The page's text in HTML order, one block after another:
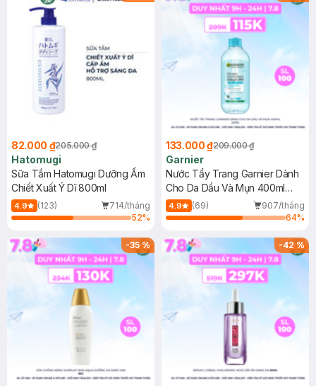
82.000 ₫205.000 ₫
Hatomugi
Sữa Tắm Hatomugi Dưỡng Ẩm
Chiết Xuất Ý Dĩ 800ml
4.9 (123)
714/tháng
52%
133.000 ₫209.000 ₫
Garnier
Nước Tẩy Trang Garnier Dành
Cho Da Dầu Và Mụn 400ml
(Mới)
4.9 (69)
907/tháng
64%
-35% -42%